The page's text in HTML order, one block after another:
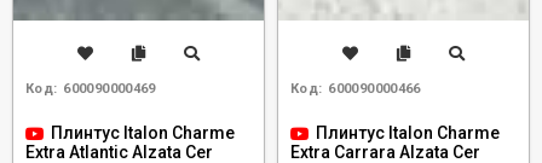
Код: 600090000469
Плинтус Italon Charme
Extra Atlantic Alzata Cer
Код: 600090000466
Плинтус Italon Charme
Extra Carrara Alzata Cer